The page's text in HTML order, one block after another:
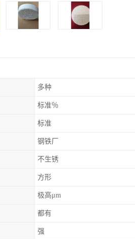
多种
标准％
标准
钢铁厂
不生锈
方形
极高μm
都有
强